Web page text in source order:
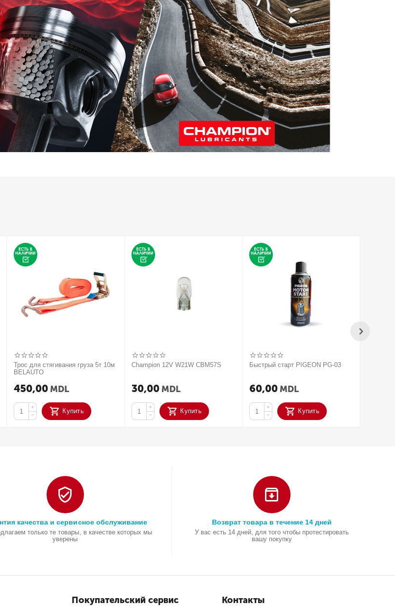
Трос для стягивания груза 5т 10м
BELAUTO
450,00 MDL
+
−
Купить
Champion 12V W21W CBM57S
30,00 MDL
+
−
Купить
Быстрый старт PIGEON PG-03
60,00 MDL
+
−
Купить
качества и сервисное обслуживание
только те товары, в качестве которых мы
уверены
Возврат товара в течение 14 дней
У вас есть 14 дней, для того чтобы протестировать
вашу покупку
Покупательский сервис Контакты